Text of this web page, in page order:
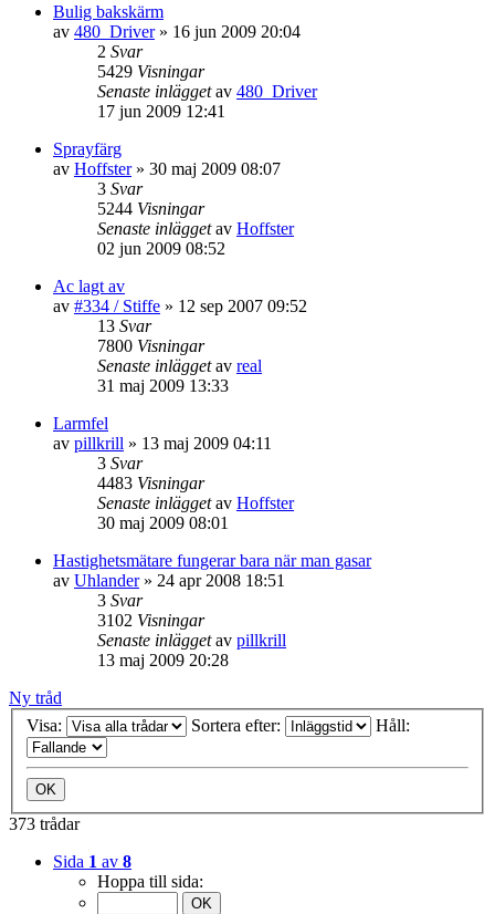
Bulig bakskärm
av 480_Driver» 16 jun 2009 20:04
2 Svar
5429 Visningar
Senaste inläggetav 480_Driver
17 jun 2009 12:41
Sprayfärg
av Hoffster» 30 maj 2009 08:07
3 Svar
5244 Visningar
Senaste inläggetav Hoffster
02 jun 2009 08:52
Ac lagt av
av #334 / Stiffe » 12 sep 2007 09:52
13 Svar
7800 Visningar
Senaste inläggetav real
31 maj 2009 13:33
Larmfel
av pillkrill » 13 maj 2009 04:11
3 Svar
4483 Visningar
Senaste inläggetav Hoffster
30 maj 2009 08:01
Hastighetsmätare fungerar bara när man gasar
av Uhlander» 24 apr 2008 18:51
3 Svar
3102 Visningar
Senaste inläggetav pillkrill
13 maj 2009 20:28
Ny tråd
Visa:
Sortera efter: Håll:
373 trådar
Sida 1 av 8
Hoppa till sida: